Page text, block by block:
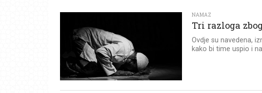
NAMAZ
Tri razloga
Ovdje su navedena,
kako bi time uspio i